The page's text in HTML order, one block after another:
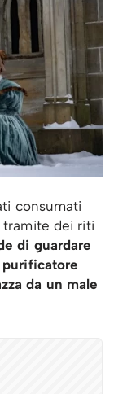
consumati
tramite dei riti
di guardare
da un male